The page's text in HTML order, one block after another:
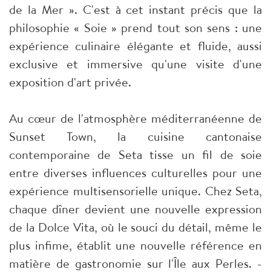
de la Mer ». C'est à cet instant précis que la
philosophie « Soie » prend tout son sens : une
expérience culinaire élégante et fluide, aussi
exclusive et immersive qu'une visite d'une
exposition d'art privée.
Au cœur de l'atmosphère méditerranéenne de
Sunset Town, la cuisine cantonaise
contemporaine de Seta tisse un fil de soie
entre diverses influences culturelles pour une
expérience multisensorielle unique. Chez Seta,
chaque dîner devient une nouvelle expression
de la Dolce Vita, où le souci du détail, même le
plus infime, établit une nouvelle référence en
matière de gastronomie sur l'Île aux Perles. -